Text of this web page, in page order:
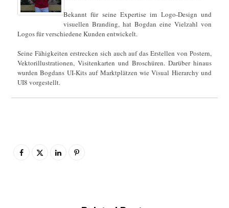
Bekannt für seine Expertise im Logo-Design und
visuellen Branding, hat Bogdan eine Vielzahl von
Logos für verschiedene Kunden entwickelt.
Seine Fähigkeiten erstrecken sich auch auf das Erstellen von Postern,
Vektorillustrationen, Visitenkarten und Broschüren. Darüber hinaus
wurden Bogdans UI-Kits auf Marktplätzen wie Visual Hierarchy und
UI8 vorgestellt.